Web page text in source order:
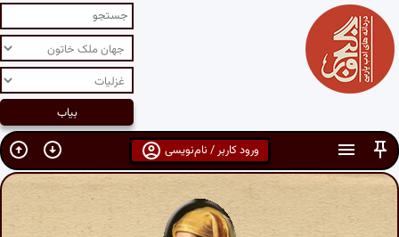
ورود کاربر / نام‌نویسی